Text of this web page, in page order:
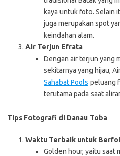
kaya untuk foto. Selain
juga merupakan spot
keindahan alam.
Air Terjun Efrata
Dengan air terjun yang
sekitarnya yang hijau,
Sahabat Pools peluang
terutama pada saat
Tips Fotografi di Danau Toba
Waktu Terbaik untuk
Golden hour, yaitu saat